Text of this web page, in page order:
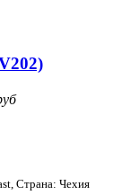
Страна: Чехия